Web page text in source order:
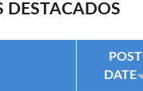
DESTACADOS
POST
DATE